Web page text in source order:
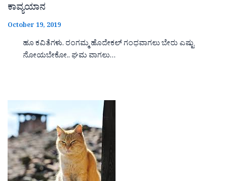
ಕಾವ್ಯಯಾನ
October 19, 2019
ಹೂ ಕವಿತೆಗಳು. ರಂಗಮ್ಮ ಹೊದೇಕಲ್ ಗಂಧವಾಗಲು ಬೇರು ಎಷ್ಟು
ನೋಯಬೇಕೋ.. ಘಮ ವಾಗಲು…